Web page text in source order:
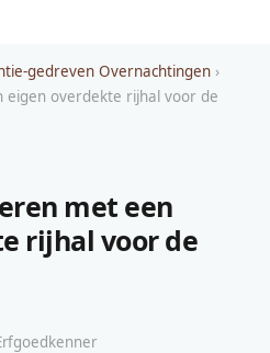
gedreven Overnachtingen ›
eigen overdekte rijhal voor de
met een
rijhal voor de